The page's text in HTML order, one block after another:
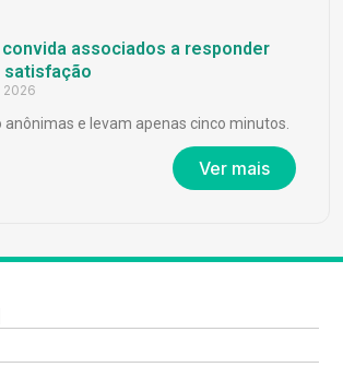
convida associados a responder
satisfação
anônimas e levam apenas cinco minutos.
Ver mais